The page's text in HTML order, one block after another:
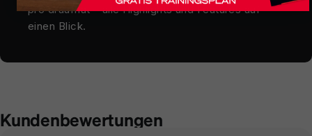
pro draufhat – alle Highlights und Features auf
einen Blick.
Kundenbewertungen